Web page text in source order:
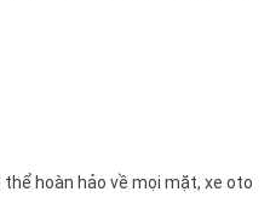
hoàn hảo về mọi mặt, xe oto